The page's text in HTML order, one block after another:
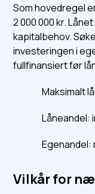
Som hovedregel
2 000 000 kr.
kapitalbehov.
investeringen i
fullfinansiert før
Maksimalt
Låneandel:
Egenandel:
Vilkår for